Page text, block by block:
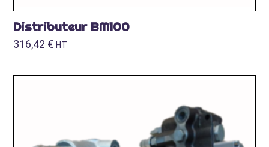
Distributeur BM100
316,42 € HT